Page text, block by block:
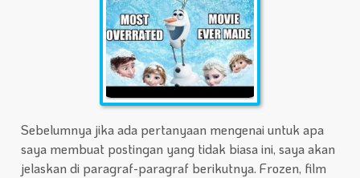
Sebelumnya jika ada pertanyaan mengenai untuk apa
saya membuat postingan yang tidak biasa ini, saya akan
jelaskan di paragraf-paragraf berikutnya. Frozen, film